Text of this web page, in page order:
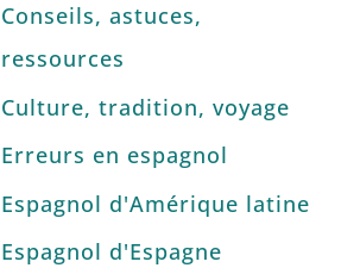
Conseils, astuces,
ressources
Culture, tradition, voyage
Erreurs en espagnol
Espagnol d'Amérique latine
Espagnol d'Espagne